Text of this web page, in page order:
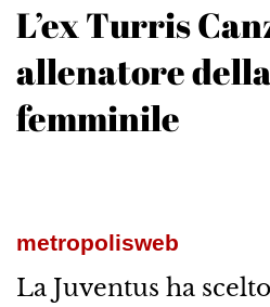
L’ex Turris
allenatore
femminile
metropolisweb
La Juventus ha